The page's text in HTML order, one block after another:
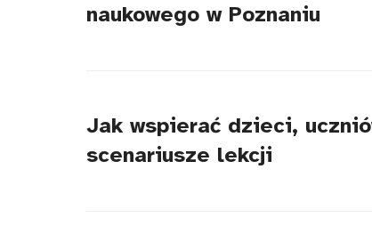
naukowego w Poznaniu
Jak wspierać dzieci,
scenariusze lekcji